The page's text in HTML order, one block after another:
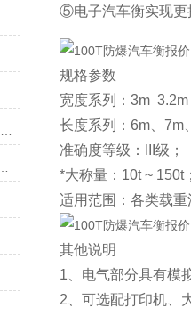
⑤电子汽车衡实现更
规格参数
宽度系列：3m 3.2m
长度系列：6m、7m
准确度等级：III级；
*大称量：10t ~ 150t
适用范围：各类载
其他说明
1、电气部分具有模
2、可选配打印机、